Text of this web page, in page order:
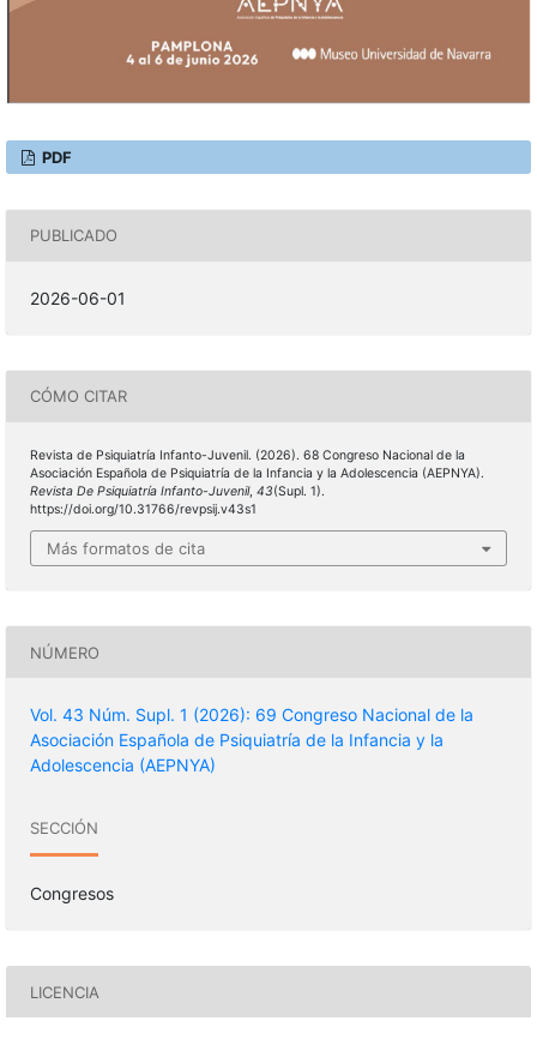
PDF
PUBLICADO
2026-06-01
CÓMO CITAR
Revista de Psiquiatría Infanto-Juvenil. (2026). 68 Congreso Nacional de la
Asociación Española de Psiquiatría de la Infancia y la Adolescencia (AEPNYA).
Revista De Psiquiatría Infanto-Juvenil, 43(Supl. 1).
https://doi.org/10.31766/revpsij.v43s1
Más formatos de cita
NÚMERO
Vol. 43 Núm. Supl. 1 (2026): 69 Congreso Nacional de la
Asociación Española de Psiquiatría de la Infancia y la
Adolescencia (AEPNYA)
SECCIÓN
Congresos
LICENCIA